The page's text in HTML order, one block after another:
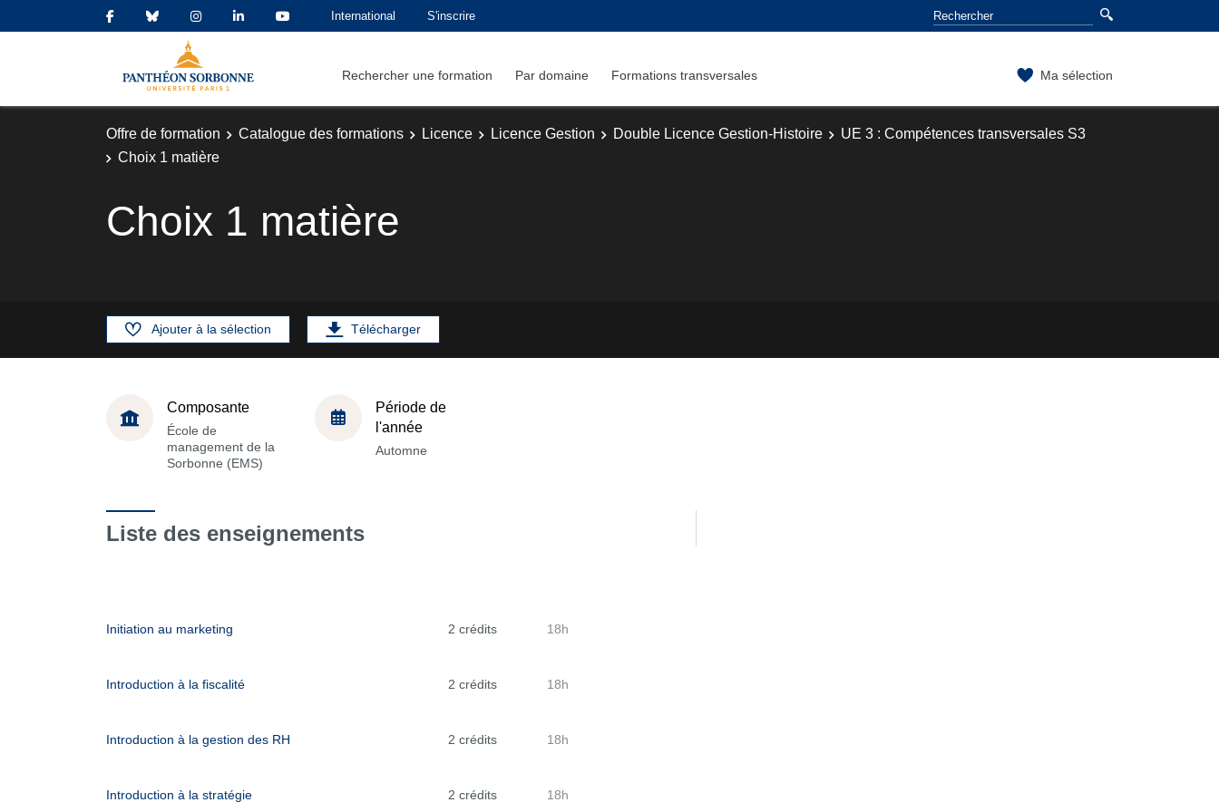
International S'inscrire
Rechercher une formation Par domaine Formations transversales Ma sélection
Offre de formation Catalogue des formations Licence Licence Gestion Double Licence Gestion-Histoire
UE 3 : Compétences transversales S3
Choix 1 matière
Choix 1 matière
Ajouter à la sélection Télécharger
Composante
École de
management de la
Sorbonne (EMS)
Période de
l'année
Automne
Liste des enseignements
Initiation au marketing 2 crédits 18h
Introduction à la fiscalité 2 crédits 18h
Introduction à la gestion des RH 2 crédits 18h
Introduction à la stratégie 2 crédits 18h